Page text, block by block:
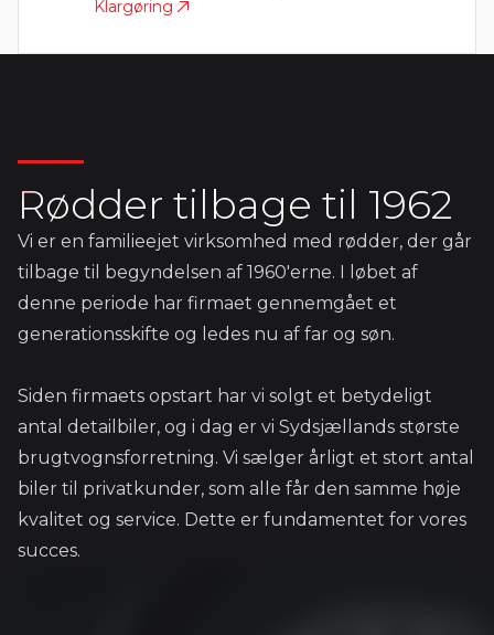
Klargøring
Rødder tilbage til 1962
Vi er en familieejet virksomhed med rødder, der går
tilbage til begyndelsen af 1960'erne. I løbet af
denne periode har firmaet gennemgået et
generationsskifte og ledes nu af far og søn.
Siden firmaets opstart har vi solgt et betydeligt
antal detailbiler, og i dag er vi Sydsjællands største
brugtvognsforretning. Vi sælger årligt et stort antal
biler til privatkunder, som alle får den samme høje
kvalitet og service. Dette er fundamentet for vores
succes.